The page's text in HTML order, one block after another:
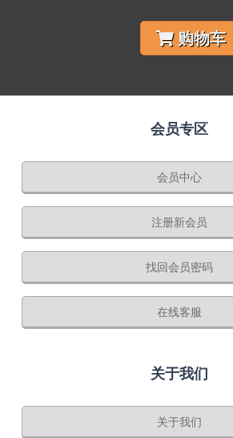
购物车
会员专区
会员中心
注册新会员
找回会员密码
在线客服
关于我们
关于我们